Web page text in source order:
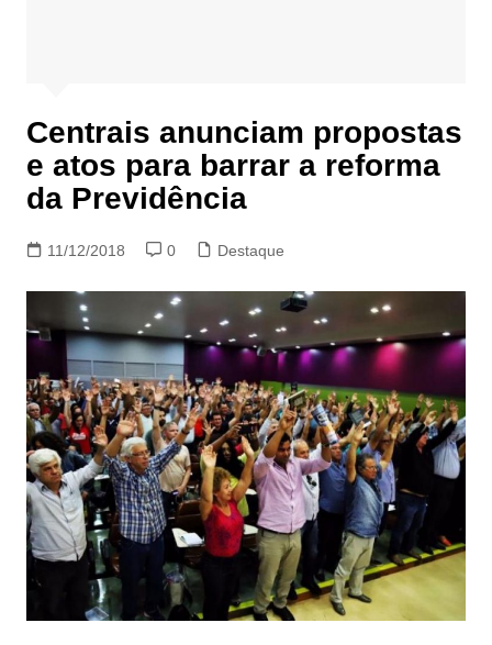
Centrais anunciam propostas
e atos para barrar a reforma
da Previdência
11/12/2018 0 Destaque